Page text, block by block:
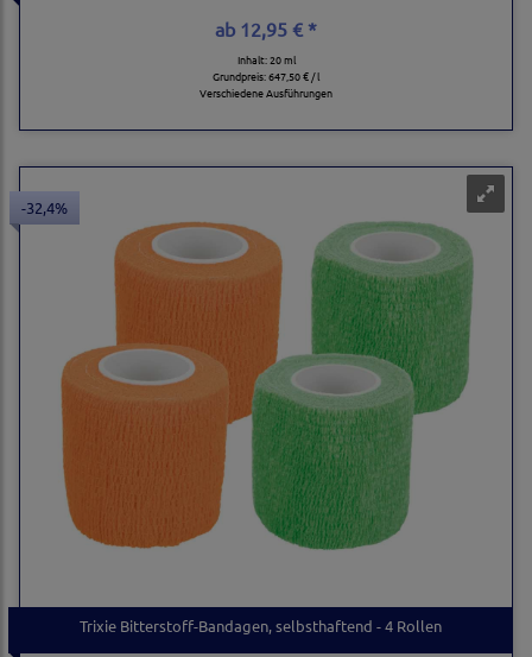
ab 12,95 € *
Inhalt: 20 ml
Grundpreis:647,50 € / l
Verschiedene Ausführungen
-32,4%
Trixie Bitterstoff-Bandagen, selbsthaftend - 4 Rollen